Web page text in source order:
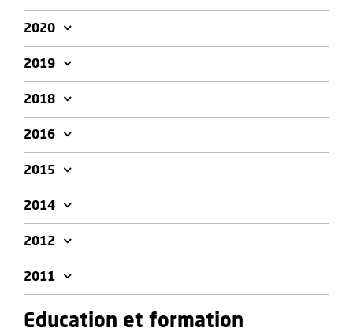
2020
2019
2018
2016
2015
2014
2012
2011
Education et formation